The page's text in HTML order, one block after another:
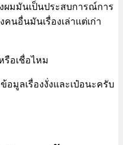
ผมมันเป็นประสบการณ์การ
นอื่นมันเรื่องเล่าแต่เก่า
อเชื่อไหม
มูลเรื่องงั่งและเป๋อนะครับ